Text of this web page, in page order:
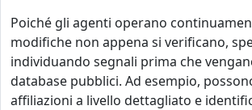
Poiché gli agenti operano
modifiche non appena si verificano,
individuando segnali prima che
database pubblici. Ad esempio,
affiliazioni a livello dettagliato e